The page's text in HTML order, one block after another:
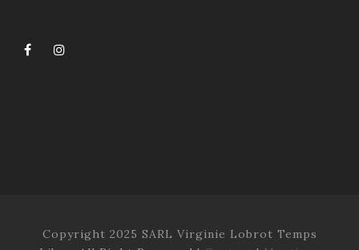
Copyright 2025 SARL Virginie Lobrot Temps